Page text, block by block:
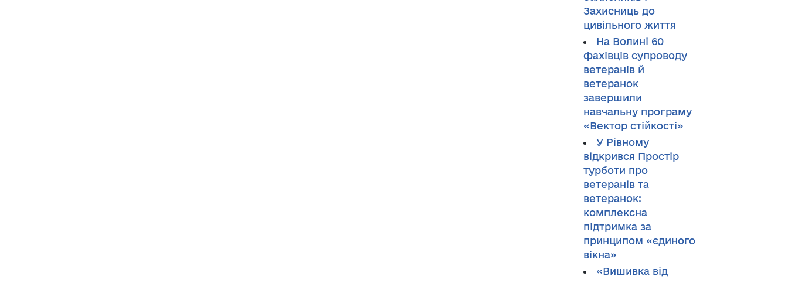
Захисниць до
цивільного життя
На Волині 60
фахівців супроводу
ветеранів й
ветеранок
завершили
навчальну програму
«Вектор стійкості»
У Рівному
відкрився Простір
турботи про
ветеранів та
ветеранок:
комплексна
підтримка за
принципом «єдиного
вікна»
«Вишивка від